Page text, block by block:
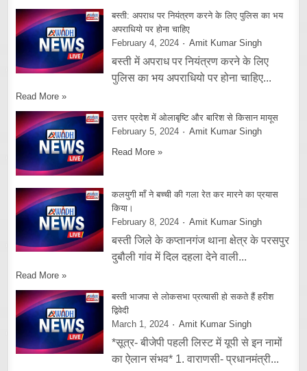
बस्ती: अपराध पर नियंत्रण करने के लिए पुलिस का भय
अपराधियो पर होना चाहिए
February 4, 2024
Amit Kumar Singh
बस्ती में अपराध पर नियंत्रण करने के लिए
पुलिस का भय अपराधियो पर होना चाहिए...
Read More »
उत्तर प्रदेश में ओलाबृष्टि और बारिश से किसान मायूस
February 5, 2024
Amit Kumar Singh
Read More »
कलयुगी माँ ने बच्ची की गला रेत कर मारने का प्रयास
किया।
February 8, 2024
Amit Kumar Singh
बस्ती जिले के कप्तानगंज थाना क्षेत्र के परसपुर
दुबौली गांव में दिल दहला देने वाली...
Read More »
बस्ती भाजपा से लोकसभा प्रत्यासी हो सकते हैं हरीश
द्विवेदी
March 1, 2024
Amit Kumar Singh
*सूत्र- बीजेपी पहली लिस्ट में यूपी से इन नामों
का ऐलान संभव* 1. वाराणसी- प्रधानमंत्री...